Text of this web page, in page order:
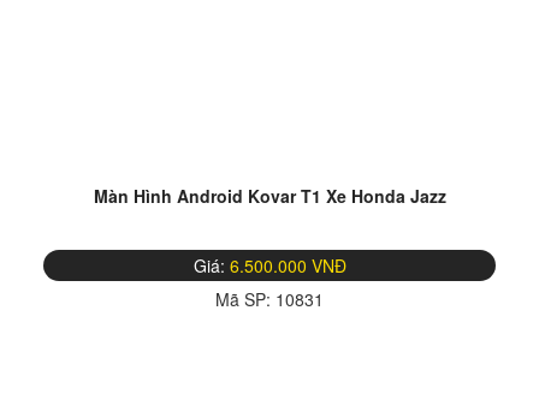
Màn Hình Android Kovar T1 Xe Honda Jazz
Giá: 6.500.000 VNĐ
Mã SP: 10831